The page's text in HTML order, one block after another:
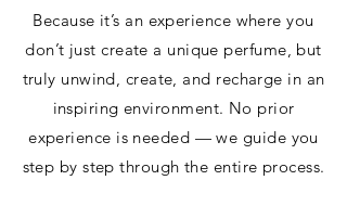
Because it’s an experience where you
don’t just create a unique perfume, but
truly unwind, create, and recharge in an
inspiring environment. No prior
experience is needed — we guide you
step by step through the entire process.